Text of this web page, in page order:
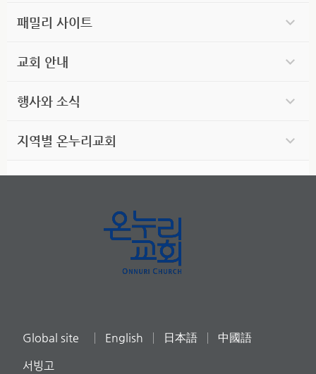
패밀리 사이트
교회 안내
행사와 소식
지역별 온누리교회
Global site English 日本語 中國語
서빙고